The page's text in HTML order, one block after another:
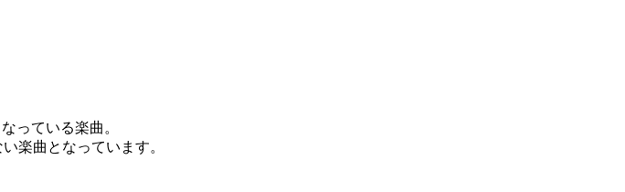
っている楽曲。
楽曲となっています。